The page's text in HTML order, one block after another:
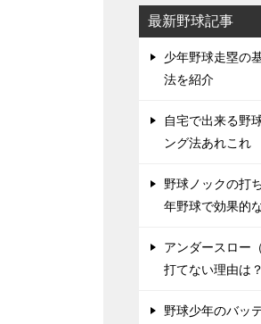
最新野球記事
少年野球走塁の
法を紹介
自宅で出来る野
ング法あれこれ
野球ノックの打
年野球で効果的
アンダースロー
打てない理由は
野球少年のバッ